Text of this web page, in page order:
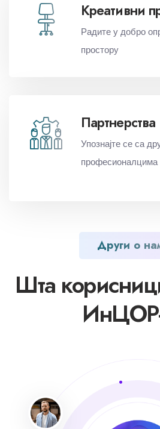
Креативни
Радите у добро
простору
Партнерства
Упознајте се са
професионалцима
Други о
Шта